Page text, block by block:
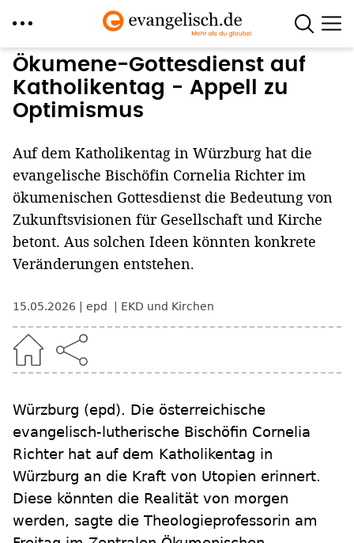
Direkt
zum
Inhalt
Ökumene-Gottesdienst auf
Katholikentag - Appell zu
Optimismus
Auf dem Katholikentag in Würzburg hat die
evangelische Bischöfin Cornelia Richter im
ökumenischen Gottesdienst die Bedeutung von
Zukunftsvisionen für Gesellschaft und Kirche
betont. Aus solchen Ideen könnten konkrete
Veränderungen entstehen.
15.05.2026 epd EKD und Kirchen
Würzburg (epd). Die österreichische
evangelisch-lutherische Bischöfin Cornelia
Richter hat auf dem Katholikentag in
Würzburg an die Kraft von Utopien erinnert.
Diese könnten die Realität von morgen
werden, sagte die Theologieprofessorin am